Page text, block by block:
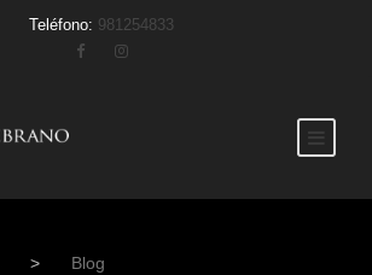
Teléfono: 981254833
> Blog